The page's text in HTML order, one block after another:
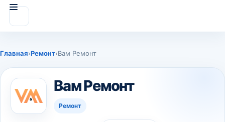
Главная›Ремонт›Вам Ремонт
Вам Ремонт
Ремонт